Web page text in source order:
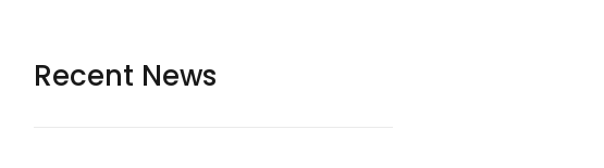
Recent News